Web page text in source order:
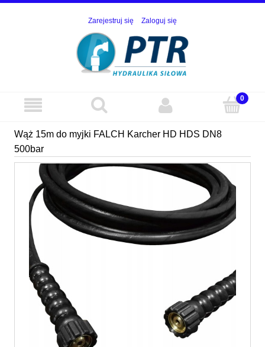
Zarejestruj się Zaloguj się
Wąż 15m do myjki FALCH Karcher HD HDS DN8
500bar